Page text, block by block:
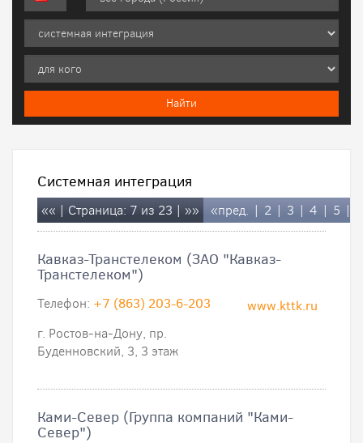
Системная интеграция
«« | Страница: 7 из 23 | »» «пред. | 2 | 3 | 4 | 5 |
Кавказ-Транстелеком (ЗАО "Кавказ-
Транстелеком")
www.kttk.ru
Телефон: +7 (863) 203-6-203
г. Ростов-на-Дону, пр.
Буденновский, 3, 3 этаж
Ками-Север (Группа компаний "Ками-
Север")